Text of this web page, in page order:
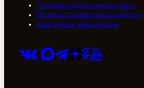
Условия использования сайта
Политика конфиденциальности
Контактная информация